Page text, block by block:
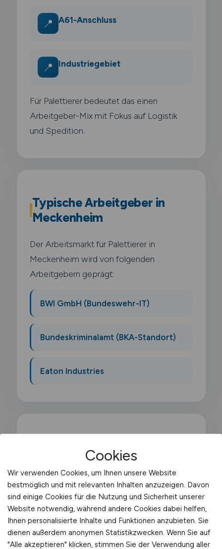
📍 A61-Anschluss
📍 Industriegebiet
Für Palettierer bedeutet das einen
Arbeitgeber-Mix mit Fokus auf Logistik
und Spedition.
Typische Arbeitgeber in
Meckenheim
Der Arbeitsmarkt für Palettierer in
Meckenheim wird von folgenden
Arbeitgebern geprägt:
BWI GmbH (Bundeswehr-IT)
Bundeskriminalamt (BKA-Standort)
Eaton Industries
Als Palettierer/in stapelst du Waren.
Kartons und Gebinde nach Packschema
auf Europaletten oder Einwegpaletten. Du
arbeitest in Produktion. Versand oder Lager
und sorgst für transportsichere. standfeste
Cookies
Wir verwenden Cookies, um Ihnen unsere Website
bestmöglich und mit relevanten Inhalten anzuzeigen. Davon
sind einige Cookies für die Nutzung und Sicherheit unserer
Website notwendig, während andere Cookies dabei helfen,
Ihnen personalisierte Inhalte und Funktionen anzubieten. Sie
dienen außerdem anonymen Statistikzwecken. Wenn Sie auf
"Alle akzeptieren" klicken, stimmen Sie der Verwendung aller